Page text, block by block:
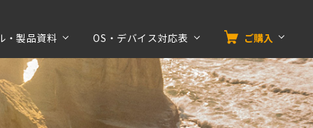
・製品資料 OS・デバイス対応表 ご購入